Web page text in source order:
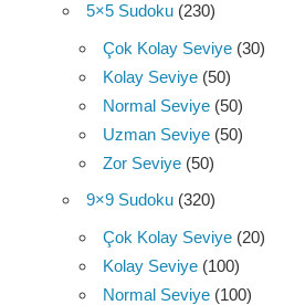
5×5 Sudoku (230)
Çok Kolay Seviye (30)
Kolay Seviye (50)
Normal Seviye (50)
Uzman Seviye (50)
Zor Seviye (50)
9×9 Sudoku (320)
Çok Kolay Seviye (20)
Kolay Seviye (100)
Normal Seviye (100)